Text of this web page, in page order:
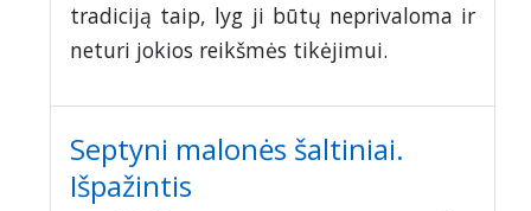
tradiciją taip, lyg ji būtų neprivaloma ir
neturi jokios reikšmės tikėjimui.
Septyni malonės šaltiniai.
Išpažintis